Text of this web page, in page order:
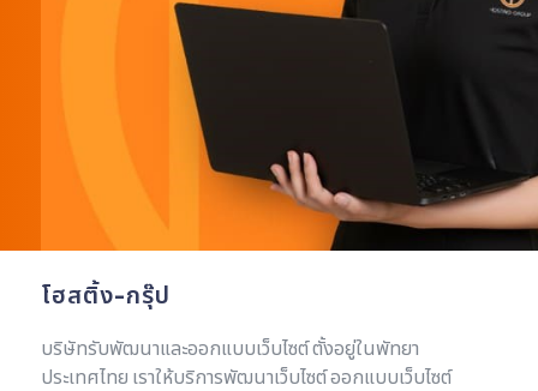
โฮสติ้ง-กรุ๊ป
บริษัทรับพัฒนาและออกแบบเว็บไซต์ ตั้งอยู่ในพัทยา
ประเทศไทย เราให้บริการพัฒนาเว็บไซต์ ออกแบบเว็บไซต์